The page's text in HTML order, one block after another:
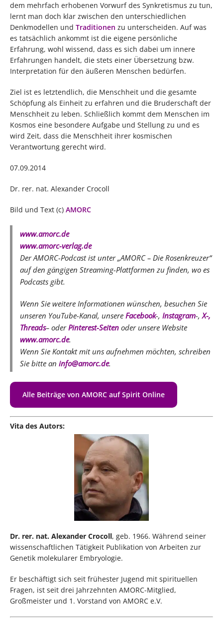
dem mehrfach erhobenen Vorwurf des Synkretismus zu tun,
lernt man doch klar zwischen den unterschiedlichen
Denkmodellen und Traditionen zu unterscheiden. Auf was
es tatsächlich ankommt ist die eigene persönliche
Erfahrung, wohl wissend, dass es sich dabei um innere
Erfahrungen handelt, die stets einer Übersetzung bzw.
Interpretation für den äußeren Menschen bedürfen.
Ziel ist es letztendlich, die Menschheit und die gesamte
Schöpfung als Einheit zu erfahren und die Bruderschaft der
Menschheit zu leben. Schließlich kommt dem Menschen im
Kosmos eine besondere Aufgabe und Stellung zu und es
wird Zeit, dass die Menschheit ihrer kosmischen
Verantwortung gerecht wird.
07.09.2014
Dr. rer. nat. Alexander Crocoll
Bild und Text (c) AMORC
www.amorc.de
www.amorc-verlag.de
Der AMORC-Podcast ist unter „AMORC – Die Rosenkreuzer“
auf den gängigen Streaming-Plattformen zu finden, wo es
Podcasts gibt.
Wenn Sie weitere Informationen wünschen, besuchen Sie
unseren YouTube-Kanal, unsere Facebook-, Instagram-, X-,
Threads– oderPinterest-Seiten oder unsere Website
www.amorc.de.
Wenn Sie Kontakt mit uns aufnehmen möchten, schreiben
Sie bitte an info@amorc.de.
Alle Beiträge von AMORC auf Spirit Online
Vita des Autors:
Dr. rer. nat. Alexander Crocoll, geb. 1966. Während seiner
wissenschaftlichen Tätigkeit Publikation von Arbeiten zur
Genetik molekularer Embryologie.
Er beschäftigt sich seit frühester Jugend mit spirituellen
Fragen, ist seit drei Jahrzehnten AMORC-Mitglied,
Großmeister und 1. Vorstand von AMORC e.V.